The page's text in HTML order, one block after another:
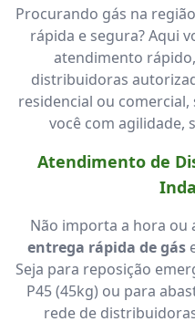
Procurando gás na
rápida e segura? Aqui
atendimento
distribuidoras
residencial ou
você com agilidade,
Atendimento de
Não importa a hora ou
entrega rápida de gás
Seja para reposição
P45 (45kg) ou para
rede de